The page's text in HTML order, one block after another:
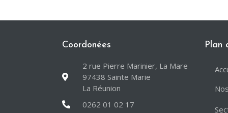
Coordonées
2 rue Pierre Marinier, La Mare
97438 Sainte Marie
La Réunion
0262 01 02 17
Plan